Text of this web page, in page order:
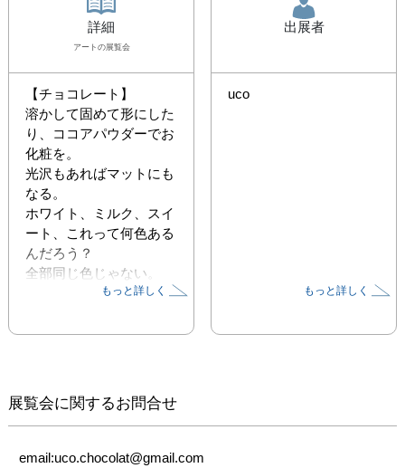
詳細
アート の展覧会
【チョコレート】
溶かして固めて形にした
り、ココアパウダーでお
化粧を。
光沢もあればマットにも
なる。
ホワイト、ミルク、スイ
ート、これって何色ある
んだろう？
全部同じ色じゃない。
甘かったり、苦かった
トロッととろけたり。
なんて魅惑のチョコレー
ト。
思いをのせて誰かにあげ
もっと詳しく
出展者
uco
もっと詳しく
展覧会に関するお問合せ
email:uco.chocolat@gmail.com